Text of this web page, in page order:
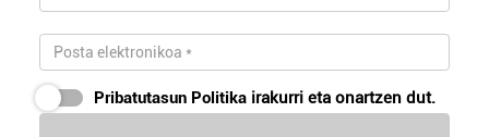
Pribatutasun Politika irakurri eta onartzen dut.